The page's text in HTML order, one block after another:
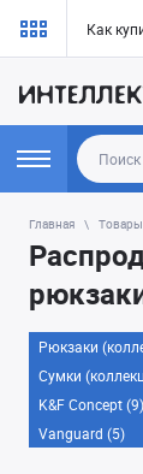
Как
Главная Товары
Рюкзаки
Сумки
K&F Concept (9)
Vanguard (5)